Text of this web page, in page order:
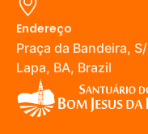
Endereço
Praça da Bandeira,
Lapa, BA, Brazil